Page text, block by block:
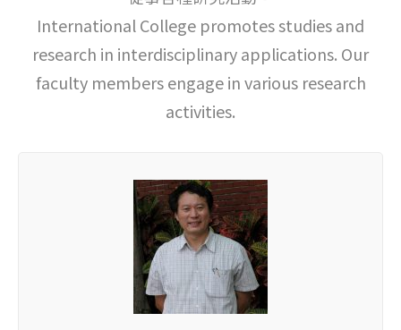
International College promotes studies and
research in interdisciplinary applications. Our
faculty members engage in various research
activities.